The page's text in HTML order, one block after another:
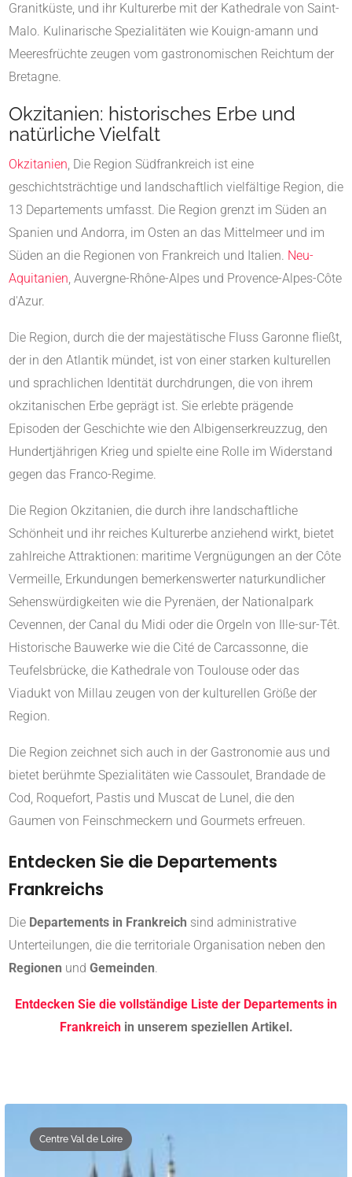
Granitküste, und ihr Kulturerbe mit der Kathedrale von Saint-
Malo. Kulinarische Spezialitäten wie Kouign-amann und
Meeresfrüchte zeugen vom gastronomischen Reichtum der
Bretagne.
Okzitanien: historisches Erbe und
natürliche Vielfalt
Okzitanien, Die Region Südfrankreich ist eine
geschichtsträchtige und landschaftlich vielfältige Region, die
13 Departements umfasst. Die Region grenzt im Süden an
Spanien und Andorra, im Osten an das Mittelmeer und im
Süden an die Regionen von Frankreich und Italien. Neu-
Aquitanien, Auvergne-Rhône-Alpes und Provence-Alpes-Côte
d'Azur.
Die Region, durch die der majestätische Fluss Garonne fließt,
der in den Atlantik mündet, ist von einer starken kulturellen
und sprachlichen Identität durchdrungen, die von ihrem
okzitanischen Erbe geprägt ist. Sie erlebte prägende
Episoden der Geschichte wie den Albigenserkreuzzug, den
Hundertjährigen Krieg und spielte eine Rolle im Widerstand
gegen das Franco-Regime.
Die Region Okzitanien, die durch ihre landschaftliche
Schönheit und ihr reiches Kulturerbe anziehend wirkt, bietet
zahlreiche Attraktionen: maritime Vergnügungen an der Côte
Vermeille, Erkundungen bemerkenswerter naturkundlicher
Sehenswürdigkeiten wie die Pyrenäen, der Nationalpark
Cevennen, der Canal du Midi oder die Orgeln von Ille-sur-Têt.
Historische Bauwerke wie die Cité de Carcassonne, die
Teufelsbrücke, die Kathedrale von Toulouse oder das
Viadukt von Millau zeugen von der kulturellen Größe der
Region.
Die Region zeichnet sich auch in der Gastronomie aus und
bietet berühmte Spezialitäten wie Cassoulet, Brandade de
Cod, Roquefort, Pastis und Muscat de Lunel, die den
Gaumen von Feinschmeckern und Gourmets erfreuen.
Entdecken Sie die Departements
Frankreichs
Die Departements in Frankreich sind administrative
Unterteilungen, die die territoriale Organisation neben den
Regionen und Gemeinden.
Entdecken Sie die vollständige Liste der Departements in
Frankreichin unserem speziellen Artikel.
Centre Val de Loire